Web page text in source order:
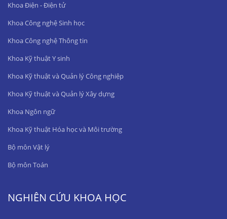
Khoa Điện - Điện tử
Khoa Công nghệ Sinh học
Khoa Công nghệ Thông tin
Khoa Kỹ thuật Y sinh
Khoa Kỹ thuật và Quản lý Công nghiệp
Khoa Kỹ thuật và Quản lý Xây dựng
Khoa Ngôn ngữ
Khoa Kỹ thuật Hóa học và Môi trường
Bộ môn Vật lý
Bộ môn Toán
NGHIÊN CỨU KHOA HỌC